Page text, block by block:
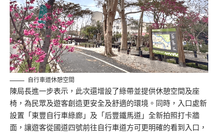
自行車道休憩空間
陳局長進一步表示，此次還增設了綠帶並提供休憩空間及座
椅，為民眾及遊客創造更安全及舒適的環境。同時，入口處新
設置「東豐自行車綠廊」及「后豐鐵馬道」全新拍照打卡牆
面，讓遊客從國道四號前往自行車道方可更明確的看到入口，